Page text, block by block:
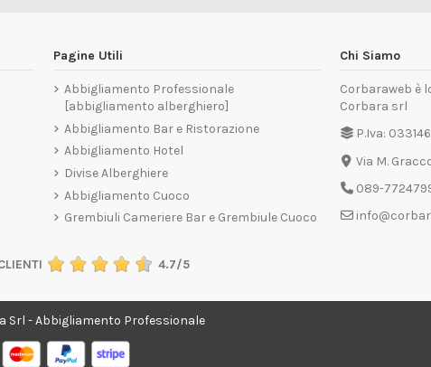
Pagine Utili
Abbigliamento Professionale
[abbigliamento alberghiero]
Abbigliamento Bar e Ristorazione
Abbigliamento Hotel
Divise Alberghiere
Abbigliamento Cuoco
Grembiuli Cameriere Bar e Grembiule Cuoco
Chi Siamo
Corbaraweb è
Corbara srl
P.Iva:
Via M.
089-
4.7/5
Srl - Abbigliamento Professionale